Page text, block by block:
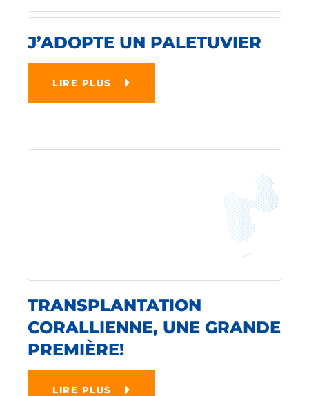
J’ADOPTE UN PALETUVIER
LIRE PLUS
TRANSPLANTATION
CORALLIENNE, UNE GRANDE
PREMIÈRE!
LIRE PLUS